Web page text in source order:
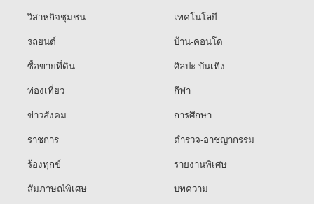
วิสาหกิจชุมชน
เทคโนโลยี
รถยนต์
บ้าน-คอนโด
ซื้อขายที่ดิน
ศิลปะ-บันเทิง
ท่องเที่ยว
กีฬา
ข่าวสังคม
การศึกษา
ราชการ
ตำรวจ-อาชญากรรม
ร้องทุกข์
รายงานพิเศษ
สัมภาษณ์พิเศษ
บทความ